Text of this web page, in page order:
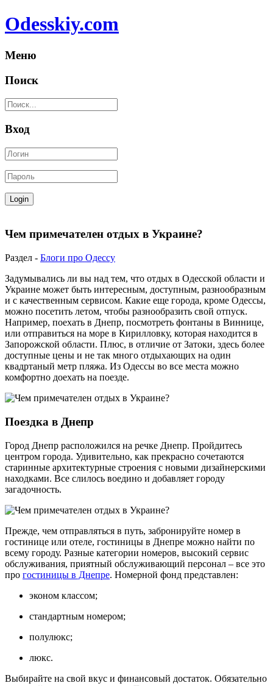
Odesskiy.com
Меню
Поиск
Вход
Чем примечателен отдых в Украине?
Раздел - Блоги про Одессу
Задумывались ли вы над тем, что отдых в Одесской области и
Украине может быть интересным, доступным, разнообразным
и с качественным сервисом. Какие еще города, кроме Одессы,
можно посетить летом, чтобы разнообразить свой отпуск.
Например, поехать в Днепр, посмотреть фонтаны в Виннице,
или отправиться на море в Кирилловку, которая находится в
Запорожской области. Плюс, в отличие от Затоки, здесь более
доступные цены и не так много отдыхающих на один
квадртаный метр пляжа. Из Одессы во все места можно
комфортно доехать на поезде.
Поездка в Днепр
Город Днепр расположился на речке Днепр. Пройдитесь
центром города. Удивительно, как прекрасно сочетаются
старинные архитектурные строения с новыми дизайнерскими
находками. Все слилось воедино и добавляет городу
загадочность.
Прежде, чем отправляться в путь, забронируйте номер в
гостинице или отеле, гостиницы в Днепре можно найти по
всему городу. Разные категории номеров, высокий сервис
обслуживания, приятный обслуживающий персонал – все это
про гостиницы в Днепре. Номерной фонд представлен:
эконом классом;
стандартным номером;
полулюкс;
люкс.
Выбирайте на свой вкус и финансовый достаток. Обязательно